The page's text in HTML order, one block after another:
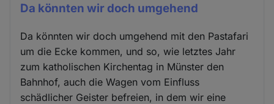
Da könnten wir doch umgehend
Da könnten wir doch umgehend mit den Pastafari
um die Ecke kommen, und so, wie letztes Jahr
zum katholischen Kirchentag in Münster den
Bahnhof, auch die Wagen vom Einfluss
schädlicher Geister befreien, in dem wir eine